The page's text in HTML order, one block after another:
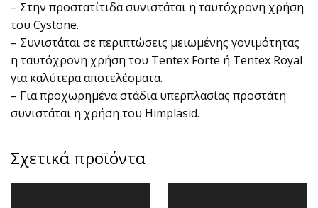
– Στην προστατίτιδα συνιστάται η ταυτόχρονη χρήση
του Cystone.
– Συνιστάται σε περιπτώσεις μειωμένης γονιμότητας
η ταυτόχρονη χρήση του Tentex Forte ή Tentex Royal
για καλύτερα αποτελέσματα.
– Για προχωρημένα στάδια υπερπλασίας προστάτη
συνιστάται η χρήση του Himplasid.
Σχετικά προϊόντα